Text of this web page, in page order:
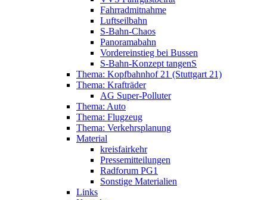
Fahrradmitnahme
Luftseilbahn
S-Bahn-Chaos
Panoramabahn
Vordereinstieg bei Bussen
S-Bahn-Konzept tangenS
Thema: Kopfbahnhof 21 (Stuttgart 21)
Thema: Krafträder
AG Super-Polluter
Thema: Auto
Thema: Flugzeug
Thema: Verkehrsplanung
Material
kreisfairkehr
Pressemitteilungen
Radforum PG1
Sonstige Materialien
Links